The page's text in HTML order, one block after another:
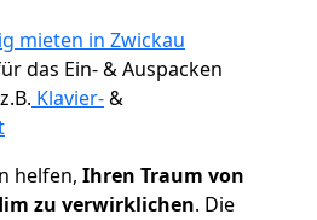
mieten in Zwickau
das Ein- & Auspacken
Klavier-&
helfen, Ihren Traum von
zu verwirklichen. Die